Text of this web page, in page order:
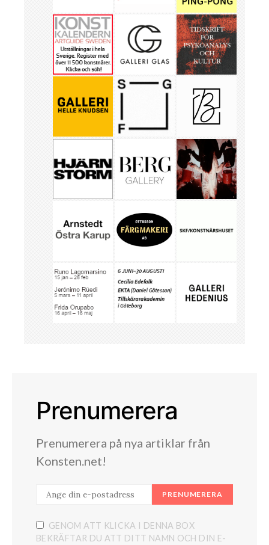
Prenumerera
Prenumerera på nya artiklar från
Konsten.net!
PRENUMERERA
GENOM ATT KLICKA I DENNA BOX
BEKRÄFTAR DU ATT DITT NAMN OCH DIN E-